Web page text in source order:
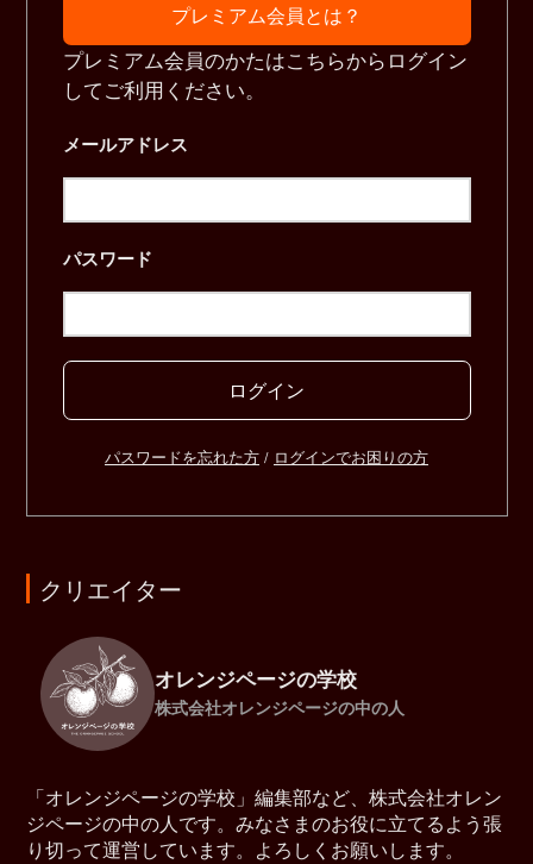
プレミアム会員とは？
プレミアム会員のかたはこちらからログイン
してご利用ください。
メールアドレス
パスワード
ログイン
パスワードを忘れた方 / ログインでお困りの方
クリエイター
オレンジページの学校
株式会社オレンジページの中の人
「オレンジページの学校」編集部など、株式会社オレン
ジページの中の人です。みなさまのお役に立てるよう張
り切って運営しています。よろしくお願いします。